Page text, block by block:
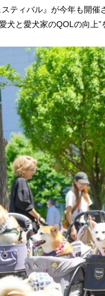
ティバル』が今年も開催
犬と愛犬家のQOLの向上